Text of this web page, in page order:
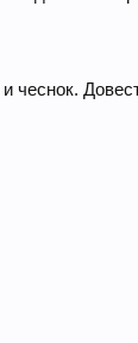
чеснок.